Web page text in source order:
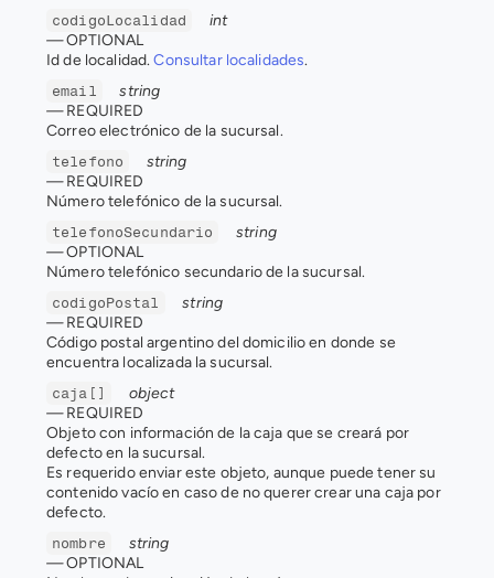
codigoLocalidad
int
— OPTIONAL
Id de localidad. Consultar localidades.
email
string
— REQUIRED
Correo electrónico de la sucursal.
telefono
string
— REQUIRED
Número telefónico de la sucursal.
telefonoSecundario
string
— OPTIONAL
Número telefónico secundario de la sucursal.
codigoPostal
string
— REQUIRED
Código postal argentino del domicilio en donde se
encuentra localizada la sucursal.
caja[]
object
— REQUIRED
Objeto con información de la caja que se creará por
defecto en la sucursal.
Es requerido enviar este objeto, aunque puede tener su
contenido vacío en caso de no querer crear una caja por
defecto.
nombre
string
— OPTIONAL